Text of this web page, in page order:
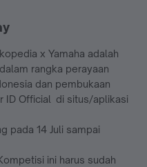
x Yamaha adalah
rangka perayaan
dan pembukaan
ID Official di situs/aplikasi
pada 14 Juli sampai
ini harus sudah